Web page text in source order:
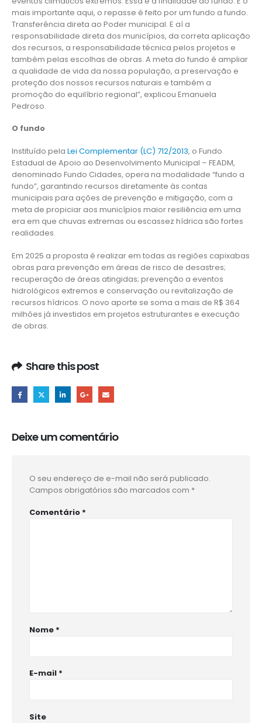
mais importante aqui, o repasse é feito por um fundo a fundo.
Transferência direta ao Poder municipal. E aí a
responsabilidade direta dos municípios, da correta aplicação
dos recursos, a responsabilidade técnica pelos projetos e
também pelas escolhas de obras. A meta do fundo é ampliar
a qualidade de vida da nossa população, a preservação e
proteção dos nossos recursos naturais e também a
promoção do equilíbrio regional”, explicou Emanuela
Pedroso.
O fundo
Instituído pela Lei Complementar (LC) 712/2013, o Fundo
Estadual de Apoio ao Desenvolvimento Municipal – FEADM,
denominado Fundo Cidades, opera na modalidade “fundo a
fundo”, garantindo recursos diretamente às contas
municipais para ações de prevenção e mitigação, com a
meta de propiciar aos municípios maior resiliência em uma
era em que chuvas extremas ou escassez hídrica são fortes
realidades.
Em 2025 a proposta é realizar em todas as regiões capixabas
obras para prevenção em áreas de risco de desastres;
recuperação de áreas atingidas; prevenção a eventos
hidrológicos extremos e conservação ou revitalização de
recursos hídricos. O novo aporte se soma a mais de R$ 364
milhões já investidos em projetos estruturantes e execução
de obras.
Share this post
Deixe um comentário
O seu endereço de e-mail não será publicado.
Campos obrigatórios são marcados com *
Comentário *
Nome *
E-mail *
Site